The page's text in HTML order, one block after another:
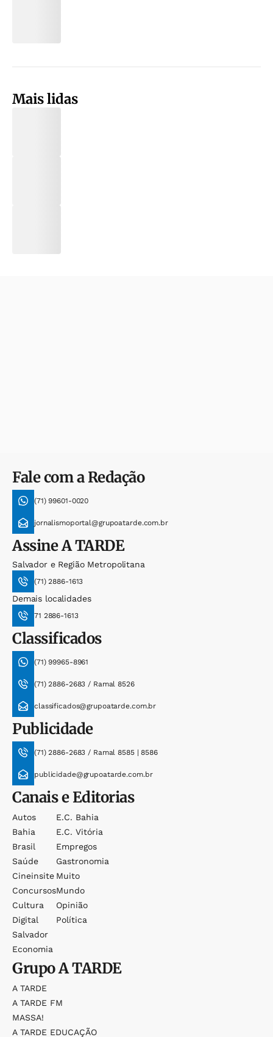
Mais lidas
Fale com a Redação
(71) 99601-0020
jornalismoportal@grupoatarde.com.br
AssineA TARDE
Salvador e Região Metropolitana
(71) 2886-1613
Demais localidades
71 2886-1613
Classificados
(71) 99965-8961
(71) 2886-2683 / Ramal 8526
classificados@grupoatarde.com.br
Publicidade
(71) 2886-2683 / Ramal 8585 | 8586
publicidade@grupoatarde.com.br
Canais e Editorias
Autos
Bahia
Brasil
Saúde
Cineinsite
Concursos
Cultura
Digital
Salvador
Economia
E.c. Bahia
E.c. Vitória
Empregos
Gastronomia
Muito
Mundo
Opinião
Política
GrupoA TARDE
A TARDE
A TARDE FM
MASSA!
A TARDE EDUCAÇÃO